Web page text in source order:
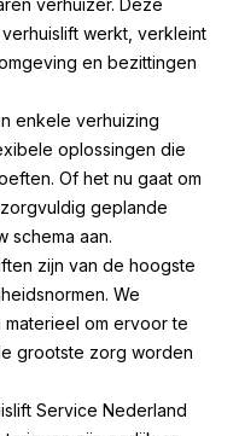
verhuizer. Deze
werkt, verkleint
en bezittingen
enkele verhuizing
oplossingen die
Of het nu gaat om
geplande
schema aan.
zijn van de hoogste
We
om ervoor te
grootste zorg worden
Service Nederland